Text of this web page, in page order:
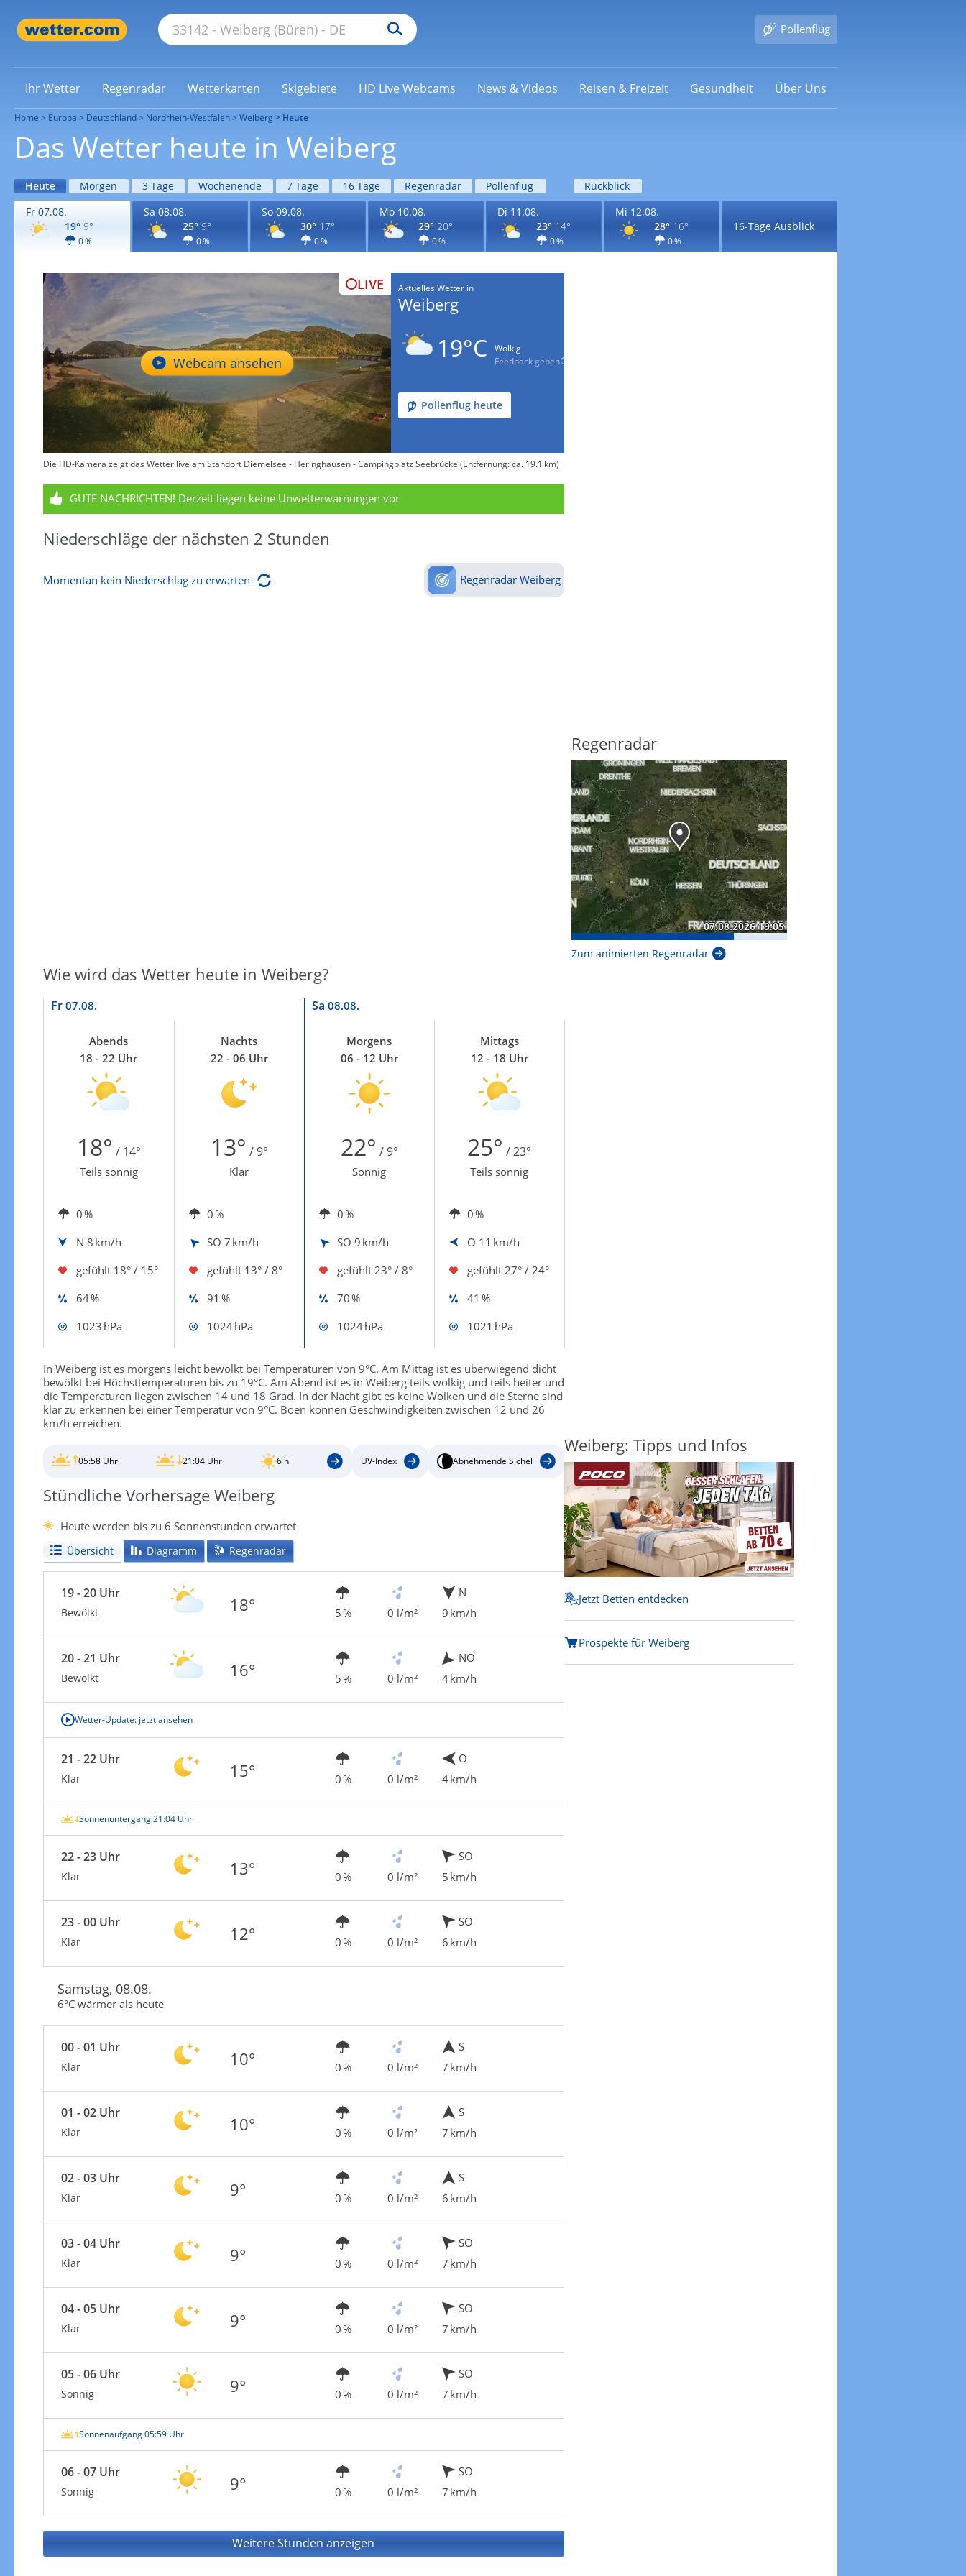
Pollenflug
Ihr Wetter Regenradar Wetterkarten Skigebiete HD Live Webcams News & Videos Reisen & Freizeit Gesundheit Über Uns
Home Europa Deutschland Nordrhein-Westfalen Weiberg Heute
Das Wetter heute in Weiberg
Heute Morgen 3 Tage Wochenende 7 Tage 16 Tage Regenradar Pollenflug
Rückblick
Fr 07.08.
19° 9°
0 %
Sa 08.08.
25° 9°
0 %
So 09.08.
30° 17°
0 %
Mo 10.08.
29° 20°
0 %
Di 11.08.
23° 14°
0 %
Mi 12.08.
28° 16°
0 %
16-Tage Ausblick
LIVE
Webcam ansehen
Aktuelles Wetter in
Weiberg
19°C
Wolkig
Feedback geben
Pollenflug heute
Die HD-Kamera zeigt das Wetter live am Standort Diemelsee - Heringhausen - Campingplatz Seebrücke (Entfernung: ca. 19.1 km)
GUTE NACHRICHTEN! Derzeit liegen keine Unwetterwarnungen vor
Niederschläge der nächsten 2 Stunden
Momentan kein Niederschlag zu erwarten Regenradar Weiberg
Wie wird das Wetter heute in Weiberg?
Fr 07.08. Sa 08.08.
Abends
18 - 22 Uhr
Nachts
22 - 06 Uhr
Morgens
06 - 12 Uhr
Mittags
12 - 18 Uhr
18° / 14° 13° / 9° 22° / 9° 25° / 23°
Teils sonnig Klar Sonnig Teils sonnig
0 % 0 % 0 %
0 %
N 8 km/h SO 7 km/h SO 9 km/h O 11 km/h
gefühlt 18° / 15° gefühlt 13° / 8° gefühlt 23° / 8° gefühlt 27° / 24°
64 %
91 % 70 %
41 %
1023 hPa
1024 hPa 1024 hPa 1021 hPa
In Weiberg ist es morgens leicht bewölkt bei Temperaturen von 9°C. Am Mittag ist es überwiegend dicht
bewölkt bei Höchsttemperaturen bis zu 19°C. Am Abend ist es in Weiberg teils wolkig und teils heiter und
die Temperaturen liegen zwischen 14 und 18 Grad. In der Nacht gibt es keine Wolken und die Sterne sind
klar zu erkennen bei einer Temperatur von 9°C. Böen können Geschwindigkeiten zwischen 12 und 26
km/h erreichen.
05:58 Uhr 21:04 Uhr 6 h UV-Index Abnehmende Sichel
Stündliche Vorhersage Weiberg
Heute werden bis zu 6 Sonnenstunden erwartet
Übersicht Diagramm Regenradar
19 - 20 Uhr
Bewölkt 18° 5 % 0 l/m²
N
9 km/h
20 - 21 Uhr
Bewölkt 16° 5 % 0 l/m²
NO
4 km/h
Wetter-Update: jetzt ansehen
21 - 22 Uhr
Klar 15° 0 % 0 l/m²
O
4 km/h
Sonnenuntergang 21:04 Uhr
22 - 23 Uhr
Klar 13° 0 % 0 l/m²
SO
5 km/h
23 - 00 Uhr
Klar 12° 0 % 0 l/m²
SO
6 km/h
Samstag, 08.08.
6°C wärmer als heute
00 - 01 Uhr
Klar 10° 0 % 0 l/m²
S
7 km/h
01 - 02 Uhr
Klar 10° 0 % 0 l/m²
S
7 km/h
02 - 03 Uhr
Klar 9° 0 % 0 l/m²
S
6 km/h
03 - 04 Uhr
Klar 9° 0 % 0 l/m²
SO
7 km/h
04 - 05 Uhr
Klar 9° 0 % 0 l/m²
SO
7 km/h
05 - 06 Uhr
Sonnig 9° 0 % 0 l/m²
SO
7 km/h
Sonnenaufgang 05:59 Uhr
06 - 07 Uhr
Sonnig 9° 0 % 0 l/m²
SO
7 km/h
Weitere Stunden anzeigen
Regenradar
Zum animierten Regenradar
Weiberg: Tipps und Infos
Jetzt Betten entdecken
Prospekte für Weiberg